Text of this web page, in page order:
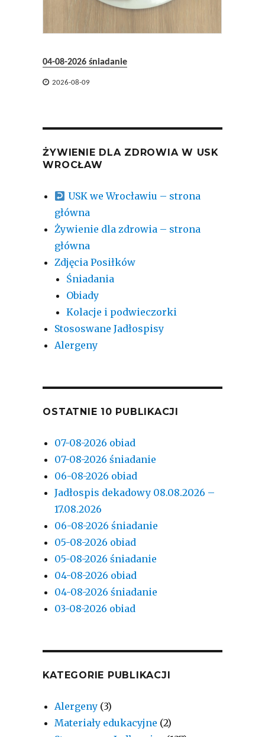
04-08-2026 śniadanie
 2026-08-09
ŻYWIENIE DLA ZDROWIA W USK
WROCŁAW
USK we Wrocławiu – strona
główna
Żywienie dla zdrowia – strona
główna
Zdjęcia Posiłków
Śniadania
Obiady
Kolacje i podwieczorki
Stososwane Jadłospisy
Alergeny
OSTATNIE 10 PUBLIKACJI
07-08-2026 obiad
07-08-2026 śniadanie
06-08-2026 obiad
Jadłospis dekadowy 08.08.2026 –
17.08.2026
06-08-2026 śniadanie
05-08-2026 obiad
05-08-2026 śniadanie
04-08-2026 obiad
04-08-2026 śniadanie
03-08-2026 obiad
KATEGORIE PUBLIKACJI
Alergeny (3)
Materiały edukacyjne (2)